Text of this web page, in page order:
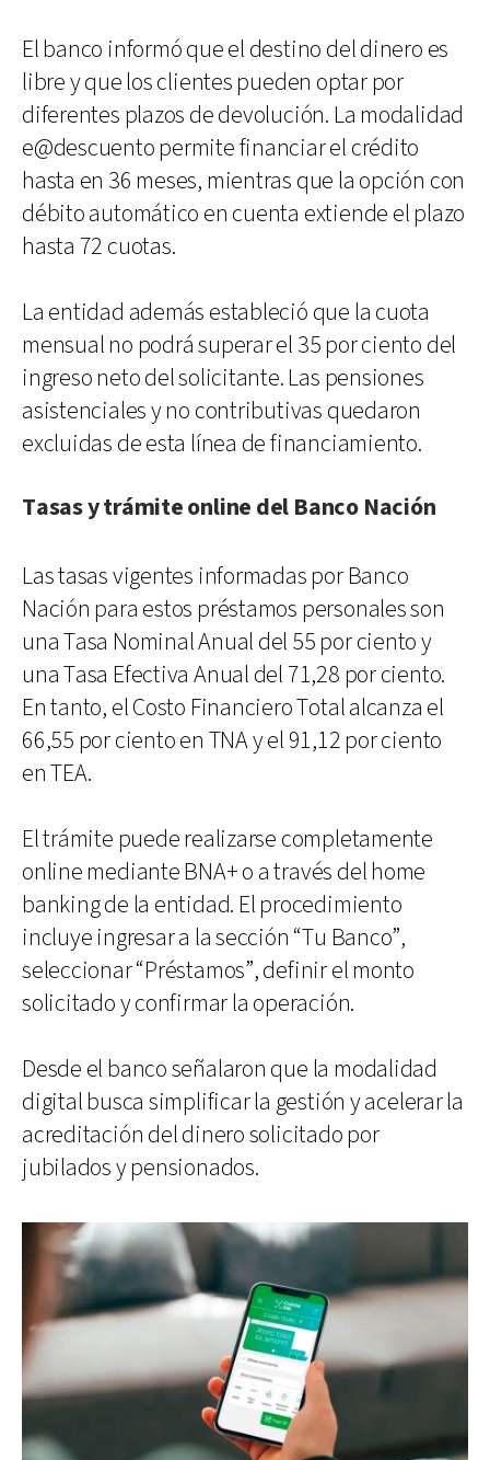
El banco informó que el destino del dinero es
libre y que los clientes pueden optar por
diferentes plazos de devolución. La modalidad
e@descuento permite financiar el crédito
hasta en 36 meses, mientras que la opción con
débito automático en cuenta extiende el plazo
hasta 72 cuotas.
La entidad además estableció que la cuota
mensual no podrá superar el 35 por ciento del
ingreso neto del solicitante. Las pensiones
asistenciales y no contributivas quedaron
excluidas de esta línea de financiamiento.
Tasas y trámite online del Banco Nación
Las tasas vigentes informadas por Banco
Nación para estos préstamos personales son
una Tasa Nominal Anual del 55 por ciento y
una Tasa Efectiva Anual del 71,28 por ciento.
En tanto, el Costo Financiero Total alcanza el
66,55 por ciento en TNA y el 91,12 por ciento
en TEA.
El trámite puede realizarse completamente
online mediante BNA+ o a través del home
banking de la entidad. El procedimiento
incluye ingresar a la sección “Tu Banco”,
seleccionar “Préstamos”, definir el monto
solicitado y confirmar la operación.
Desde el banco señalaron que la modalidad
digital busca simplificar la gestión y acelerar la
acreditación del dinero solicitado por
jubilados y pensionados.